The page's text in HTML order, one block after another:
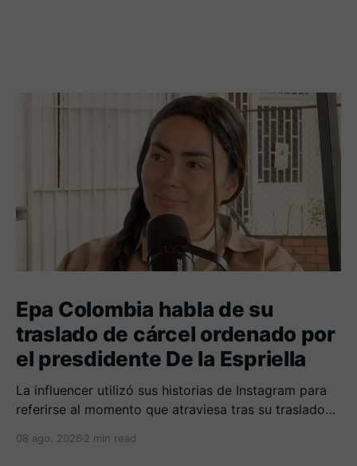
Epa Colombia habla de su
traslado de cárcel ordenado por
el presdidente De la Espriella
La influencer utilizó sus historias de Instagram para
referirse al momento que atraviesa tras su traslado
08 ago. 2026 2 min read